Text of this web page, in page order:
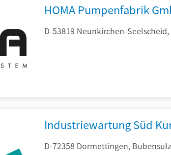
HOMA Pumpenfabrik
D-53819 Neunkirchen-
Industriewartung Süd
D-72358 Dormettingen,